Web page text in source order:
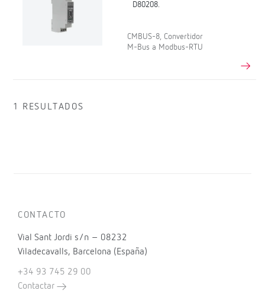
D80208.
CMBUS-8, Convertidor
M-Bus a Modbus-RTU
1 RESULTADOS
CONTACTO
Vial Sant Jordi s/n – 08232
Viladecavalls, Barcelona (España)
+34 93 745 29 00
Contactar